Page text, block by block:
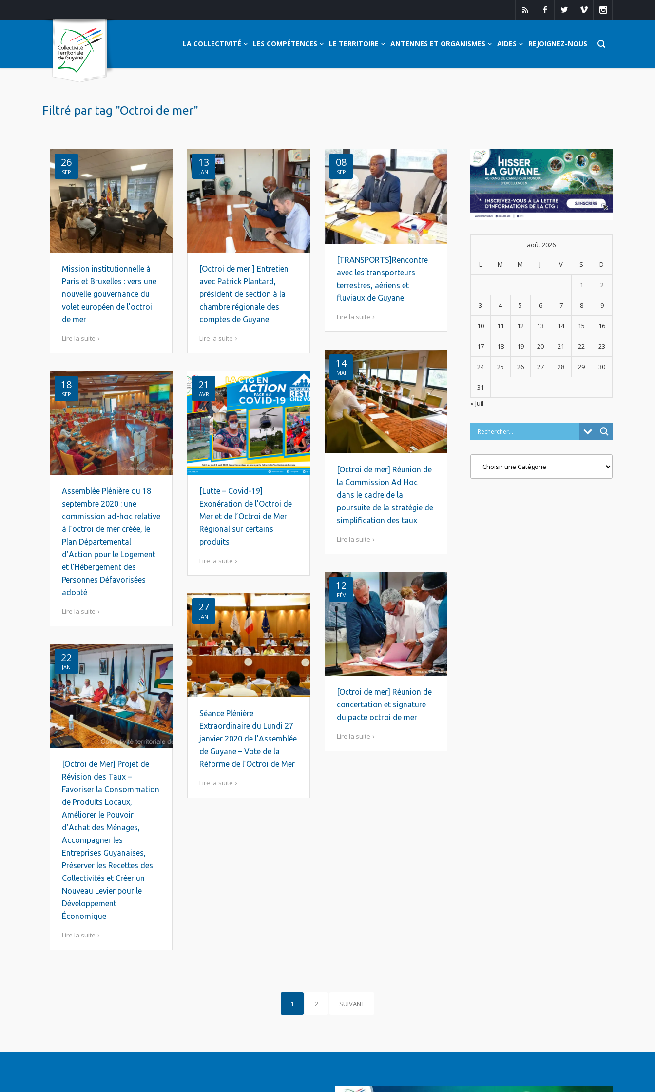
LA COLLECTIVITÉ LES COMPÉTENCES LE TERRITOIRE ANTENNES ET ORGANISMES AIDES REJOIGNEZ-NOUS
Filtré par tag "Octroi de mer"
26
SEP
Mission institutionnelle à
Paris et Bruxelles : vers une
nouvelle gouvernance du
volet européen de l’octroi
de mer
Lire la suite
13
JAN
[Octroi de mer ] Entretien
avec Patrick Plantard,
président de section à la
chambre régionale des
comptes de Guyane
Lire la suite
08
SEP
[TRANSPORTS]Rencontre
avec les transporteurs
terrestres, aériens et
fluviaux de Guyane
Lire la suite
14
MAI
[Octroi de mer] Réunion de
la Commission Ad Hoc
dans le cadre de la
poursuite de la stratégie de
simplification des taux
Lire la suite
18
SEP
Assemblée Plénière du 18
septembre 2020 : une
commission ad-hoc relative
à l’octroi de mer créée, le
Plan Départemental
d’Action pour le Logement
et l’Hébergement des
Personnes Défavorisées
adopté
Lire la suite
21
AVR
[Lutte – Covid-19]
Exonération de l’Octroi de
Mer et de l’Octroi de Mer
Régional sur certains
produits
Lire la suite
12
FÉV
[Octroi de mer] Réunion de
concertation et signature
du pacte octroi de mer
Lire la suite
27
JAN
Séance Plénière
Extraordinaire du Lundi 27
janvier 2020 de l’Assemblée
de Guyane – Vote de la
Réforme de l’Octroi de Mer
Lire la suite
22
JAN
[Octroi de Mer] Projet de
Révision des Taux –
Favoriser la Consommation
de Produits Locaux,
Améliorer le Pouvoir
d’Achat des Ménages,
Accompagner les
Entreprises Guyanaises,
Préserver les Recettes des
Collectivités et Créer un
Nouveau Levier pour le
Développement
Économique
Lire la suite
août 2026
L M M J V S D
1 2
3 4 5 6 7 8 9
10 11 12 13 14 15 16
17 18 19 20 21 22 23
24 25 26 27 28 29 30
31
« Juil
1 2 SUIVANT